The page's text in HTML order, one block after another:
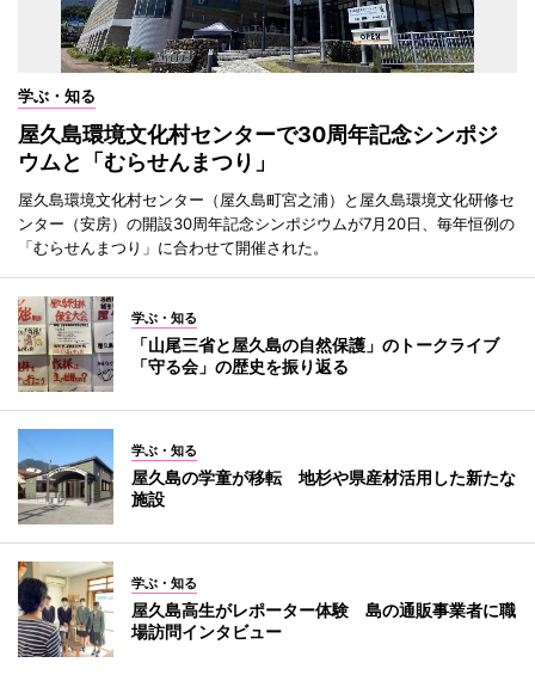
学ぶ・知る
屋久島環境文化村センターで30周年記念シンポジ
ウムと「むらせんまつり」
屋久島環境文化村センター（屋久島町宮之浦）と屋久島環境文化研修セ
ンター（安房）の開設30周年記念シンポジウムが7月20日、毎年恒例の
「むらせんまつり」に合わせて開催された。
学ぶ・知る
「山尾三省と屋久島の自然保護」のトークライブ
「守る会」の歴史を振り返る
学ぶ・知る
屋久島の学童が移転 地杉や県産材活用した新たな
施設
学ぶ・知る
屋久島高生がレポーター体験 島の通販事業者に職
場訪問インタビュー